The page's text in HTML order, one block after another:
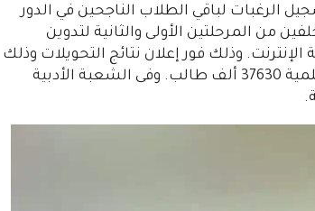
الرغبات لباقي الطلاب الناجحين في الدور
العام 2022. وكذلك المتخلفين من المرحلتين الأولى والثانية لتدوين
وذلك فور إعلان نتائج التحويلات وذلك
بحد أدنى 50 %. بإجمالي عدد طلاب في الشعبة العلمية 37630 ألف طالب. وفى الشعبة الأدبية